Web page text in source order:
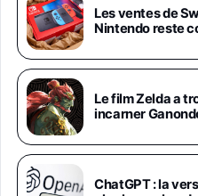
Galaxy S26 Ultra
1019€1399€ Fnac
Galaxy S26 Ultra
892€1199€Fnac
Philips
Répartiteur Audio
24,94€29,96€Fnac
Les ventes de
Nintendo reste
Le film Zelda a
incarner
ChatGPT : la